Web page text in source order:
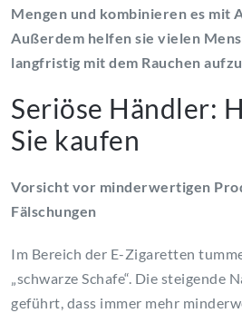
Mengen und kombinieren es mit
Außerdem helfen sie vielen
langfristig mit dem Rauchen
Seriöse Händler:
Sie kaufen
Vorsicht vor minderwertigen
Fälschungen
Im Bereich der E-Zigaretten
„schwarze Schafe“. Die steigende
geführt, dass immer mehr